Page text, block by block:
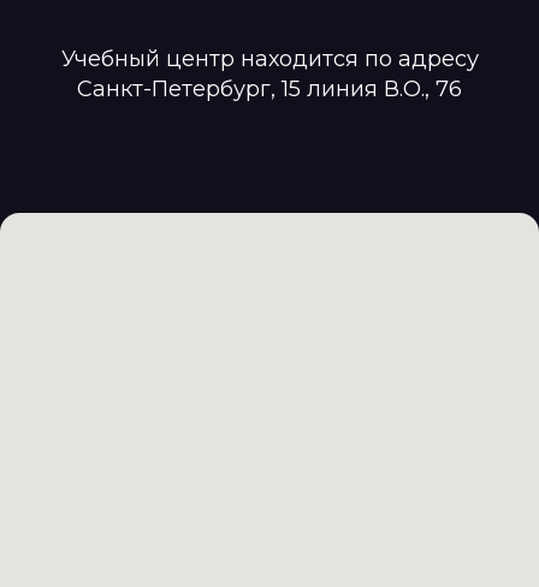
Учебный центр находится по адресу
Санкт-Петербург, 15 линия В.О., 76